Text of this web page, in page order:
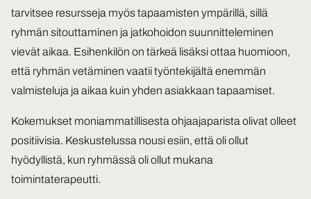
tarvitsee resursseja myös tapaamisten ympärillä, sillä
ryhmän sitouttaminen ja jatkohoidon suunnitteleminen
vievät aikaa. Esihenkilön on tärkeä lisäksi ottaa huomioon,
että ryhmän vetäminen vaatii työntekijältä enemmän
valmisteluja ja aikaa kuin yhden asiakkaan tapaamiset.
Kokemukset moniammatillisesta ohjaajaparista olivat olleet
positiivisia. Keskustelussa nousi esiin, että oli ollut
hyödyllistä, kun ryhmässä oli ollut mukana
toimintaterapeutti.